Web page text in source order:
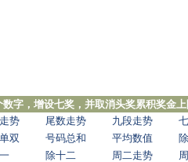
字，增设七奖，并取消头奖累积奖金
势 尾数走势 九段走势
双 号码总和 平均数值
除十二 周二走势